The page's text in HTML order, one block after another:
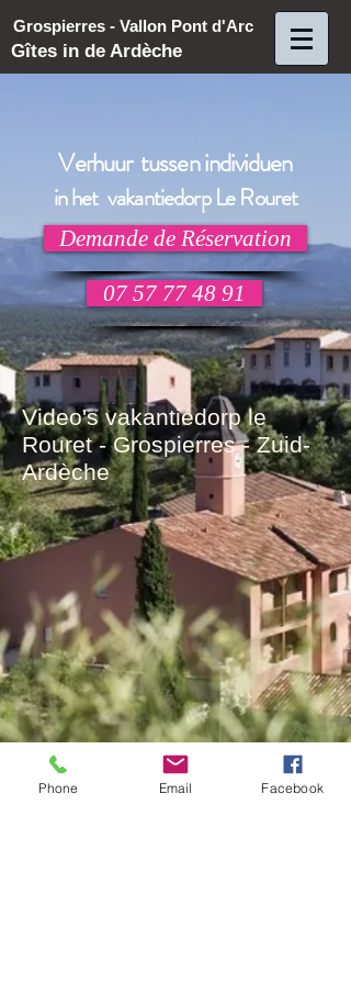
Grospierres - Vallon Pont d'Arc
Gîtes in de Ardèche
Verhuur tussen individuen
in het vakantiedorp Le Rouret
Demande de Réservation
07 57 77 48 91
Video's vakantiedorp le
Rouret - Grospierres - Zuid-
Ardèche
Phone Email Facebook